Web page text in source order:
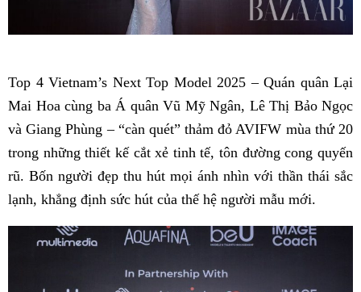
Top 4 Vietnam’s Next Top Model 2025 – Quán quân Lại
Mai Hoa cùng ba Á quân Vũ Mỹ Ngân, Lê Thị Bảo Ngọc
và Giang Phùng – “càn quét” thảm đỏ AVIFW mùa thứ 20
trong những thiết kế cắt xẻ tinh tế, tôn đường cong quyến
rũ. Bốn người đẹp thu hút mọi ánh nhìn với thần thái sắc
lạnh, khẳng định sức hút của thế hệ người mẫu mới.